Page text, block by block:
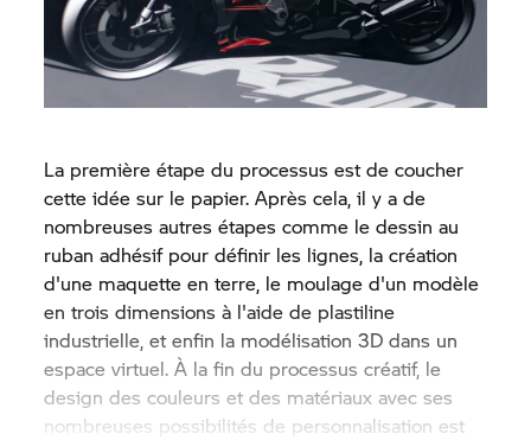
La première étape du processus est de coucher
cette idée sur le papier. Après cela, il y a de
nombreuses autres étapes comme le dessin au
ruban adhésif pour définir les lignes, la création
d'une maquette en terre, le moulage d'un modèle
en trois dimensions à l'aide de plastiline
industrielle, et enfin la modélisation 3D dans un
espace virtuel. À la fin du processus créatif, le
design des couleurs et des matériaux avec ses
nombreuses possibilités de personnalisation est